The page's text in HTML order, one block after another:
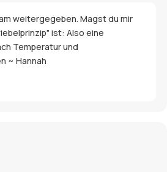
weitergegeben. Magst du mir
ist: Also eine
Temperatur und
~ Hannah